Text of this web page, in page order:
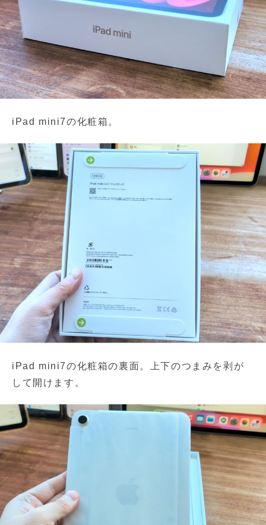
iPad mini7の化粧箱。
iPad mini7の化粧箱の裏面。上下のつまみを剥が
して開けます。